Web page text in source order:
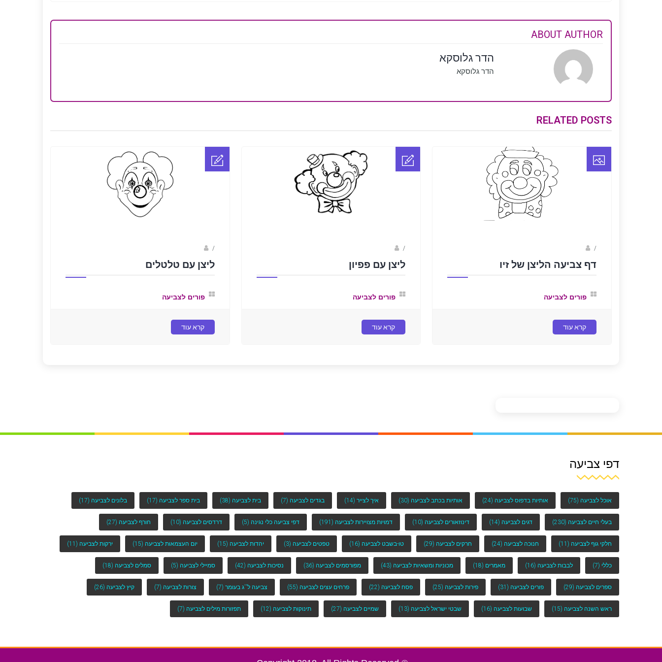
ABOUT AUTHOR
הדר גלוסקא
הדר גלוסקא
RELATED POSTS
/
דף צביעה הליצן של זיו
פורים לצביעה
קרא עוד
/
ליצן עם פפיון
פורים לצביעה
קרא עוד
/
ליצן עם טלטלים
פורים לצביעה
קרא עוד
דפי צביעה
אוכל לצביעה (75) אותיות בדפוס לצביעה (24) אותיות בכתב לצביעה (30) איך לצייר (14) בגדים לצביעה (7) בית לצביעה (38) בית ספר לצביעה (17) בלונים לצביעה (17)
בעלי חיים לצביעה (230) דגים לצביעה (14) דינוזאורים לצביעה (10) דמויות מצויירות לצביעה (191) דפי צביעה כלי נגינה (5) דרדסים לצביעה (10) חורף לצביעה (27)
חלקי גוף לצביעה (11) חנוכה לצביעה (24) חרקים לצביעה (29) טו-בשבט לצביעה (16) טפטים לצביעה (3) יהדות לצביעה (15) יום העצמאות לצביעה (15) ירקות לצביעה (11)
כללי (7) לבבות לצביעה (16) מאמרים (18) מכוניות ומשאיות לצביעה (43) מפורסמים לצביעה (36) נסיכות לצביעה (42) סמיילי לצביעה (5) סמלים לצביעה (18)
ספרים לצביעה (29) פורים לצביעה (31) פירות לצביעה (25) פסח לצביעה (22) פרחים עצים לצביעה (55) צביעה ל''ג בעומר (7) צורות לצביעה (7) קיץ לצביעה (26)
ראש השנה לצביעה (15) שבועות לצביעה (16) שבטי ישראל לצביעה (13) שמיים לצביעה (27) תינוקות לצביעה (12) תפזורות מילים לצביעה (7)